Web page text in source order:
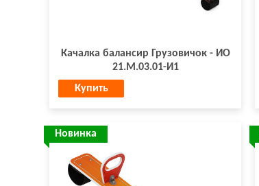
Качалка балансир Грузовичок - ИО
21.М.03.01-И1
Купить
Новинка